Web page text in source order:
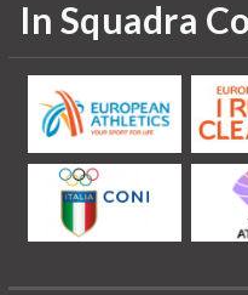
In Squadra